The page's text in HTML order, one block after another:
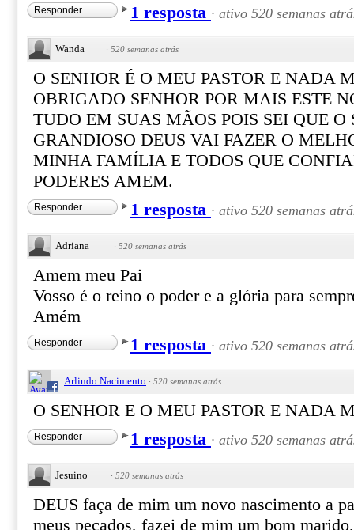
Responder 1 resposta · ativo 520 semanas
Wanda · 520 semanas atrás
O SENHOR É O MEU PASTOR E NADA
OBRIGADO SENHOR POR MAIS ESTE
TUDO EM SUAS MÃOS POIS SEI QUE O
GRANDIOSO DEUS VAI FAZER O
MINHA FAMÍLIA E TODOS QUE
PODERES AMEM.
Responder 1 resposta · ativo 520 semanas
Adriana · 520 semanas atrás
Amem meu Pai
Vosso é o reino o poder e a glória para
Amém
Responder 1 resposta · ativo 520 semanas
Arlindo Nacimento · 520 semanas atrás
O SENHOR E O MEU PASTOR E NADA
Responder 1 resposta · ativo 520 semanas
Jesuino · 520 semanas atrás
DEUS faça de mim um novo nascimento a
meus pecados, fazei de mim um bom